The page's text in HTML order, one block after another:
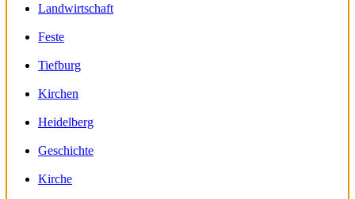
Landwirtschaft
Feste
Tiefburg
Kirchen
Heidelberg
Geschichte
Kirche